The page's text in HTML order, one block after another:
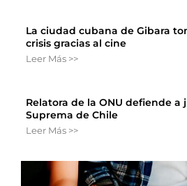
La ciudad cubana de Gibara
crisis gracias al cine
Leer Más >>
Relatora de la ONU defiende a
Suprema de Chile
Leer Más >>